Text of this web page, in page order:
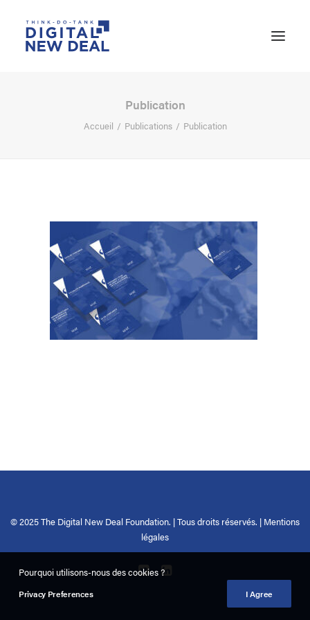
RECHERCHE
Publication
Accueil Publications Publication
© 2025 The Digital New Deal Foundation. | Tous droits réservés. | Mentions
légales
Pourquoi utilisons-nous des cookies ?
Privacy Preferences I Agree